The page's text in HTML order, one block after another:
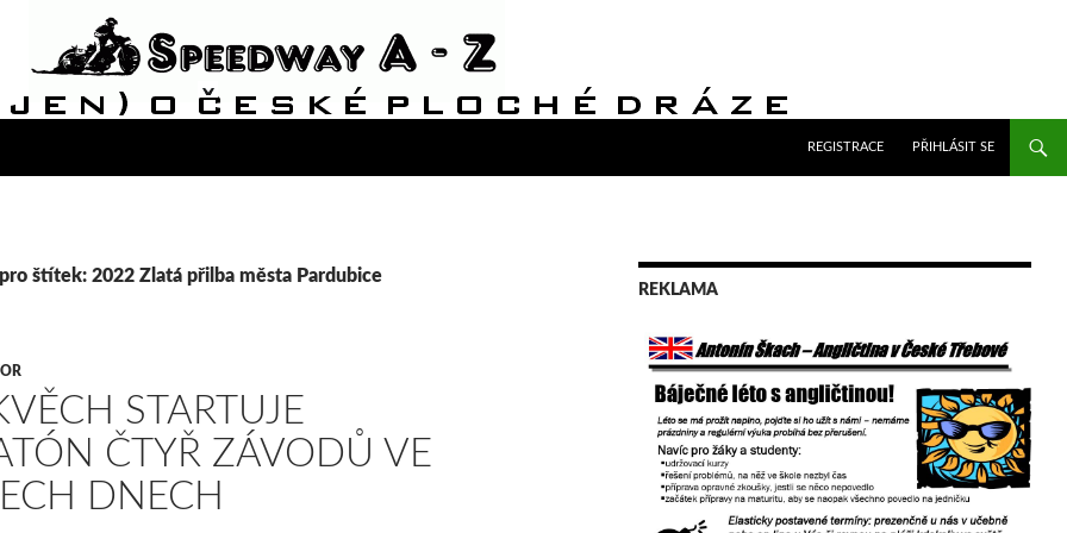
REGISTRACE
PŘIHLÁSIT SE
štítek: 2022 Zlatá přilba města Pardubice
STARTUJE
ČTYŘ ZÁVODŮ VE
DNECH
REKLAMA